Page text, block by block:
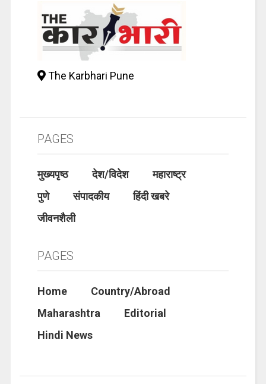
The Karbhari Pune
PAGES
मुख्यपृष्ठ देश/विदेश
महाराष्ट्र
पुणे
संपादकीय
हिंदी खबरे
जीवनशैली
PAGES
Home
Country/Abroad
Maharashtra
Editorial
Hindi News